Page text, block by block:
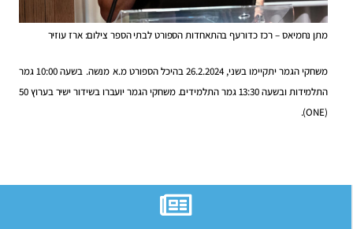
מתן נחמיאס – רכז כדורעף בהתאחדות הספורט לבתי הספר צילום: ארז עוזיר
משחקי הגמר יתקיימו בשני, 26.2.2024 בהיכל הספורט מ.א מנשה. בשעה 10:00 גמר
התלמידות ובשעה 13:30 גמר התלמידים. משחקי הגמר יועברו בשידור ישיר בערוץ 50
(ONE).